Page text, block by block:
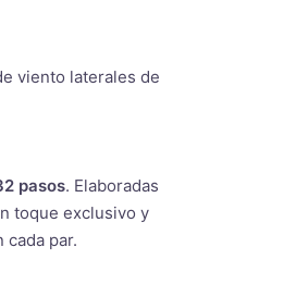
viento laterales de
pasos. Elaboradas
toque exclusivo y
cada par.